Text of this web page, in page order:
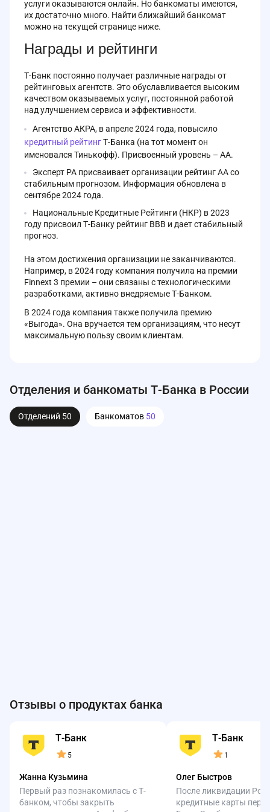
переводить деньги между своими счетами и другим
лицам;
приобретать страховку и оформлять подписки;
получать данные о содержащиеся на своих счетах
деньгах и заказывать выписки;
менять валюту и переводить ее между счетами;
оформлять кредиты и погашать те, что были
оформлены;
иные активы.
управлять бизнесом;
отправлять вопросы в чате с менеджерами.
На сайте также можно читать материалы, связанные
предпочтений и привычек.
Чтобы авторизоваться в приложении, потребуется
способы, например, вход по отпечатку пальца, если
Чтобы скачать приложение, придется использовать
RuStore, так как в официальном магазине от Гугл оно
недоступно. Это связано с введением санкционного
режима, под который попал и Т-Банк. С
использованием приложения на Айфон могут
возникнуть трудности, но можно отдельно скачать
установочный файл на сайте банка.
услуги оказываются онлайн. Но банкоматы имеются,
их достаточно много. Найти ближайший банкомат
можно на текущей странице ниже.
Награды и рейтинги
Т-Банк постоянно получает различные награды от
рейтинговых агентств. Это обуславливается высоким
качеством оказываемых услуг, постоянной работой
над улучшением сервиса и эффективности.
Агентство АКРА, в апреле 2024 года, повысило
кредитный рейтингТ-Банка (на тот момент он
именовался Тинькофф). Присвоенный уровень – АА.
Эксперт РА присваивает организации рейтинг АА со
стабильным прогнозом. Информация обновлена в
сентябре 2024 года.
Национальные Кредитные Рейтинги (НКР) в 2023
году присвоил Т-Банку рейтинг ВВВ и дает стабильный
прогноз.
На этом достижения организации не заканчиваются.
Например, в 2024 году компания получила на премии
Finnext 3 премии – они связаны с технологическими
разработками, активно внедряемые Т-Банком.
В 2024 года компания также получила премию
«Выгода». Она вручается тем организациям, что несут
максимальную пользу своим клиентам.
Отделения и банкоматы Т-Банка в России
Отделений 50 Банкоматов 50
Отзывы о продуктах банка
Т-Банк
5
Жанна Кузьмина
Первый раз познакомилась с Т-
банком, чтобы закрыть
Т-Банк
1
Олег Быстров
После ликвидации
кредитные карты